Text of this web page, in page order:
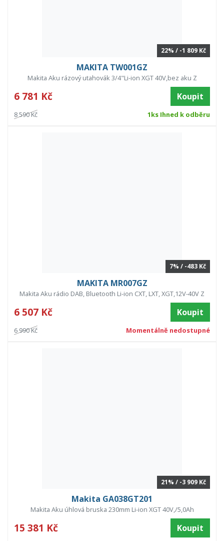
22% / -1 809 Kč
MAKITA TW001GZ
Makita Aku rázový utahovák 3/4"Li-ion XGT 40V,bez aku Z
6 781 Kč Koupit
8 590 Kč 1ks Ihned k odběru
7% / -483 Kč
MAKITA MR007GZ
Makita Aku rádio DAB, Bluetooth Li-ion CXT, LXT, XGT,12V-40V Z
6 507 Kč Koupit
6 990 Kč Momentálně nedostupné
21% / -3 909 Kč
Makita GA038GT201
Makita Aku úhlová bruska 230mm Li-ion XGT 40V,/5,0Ah
15 381 Kč Koupit